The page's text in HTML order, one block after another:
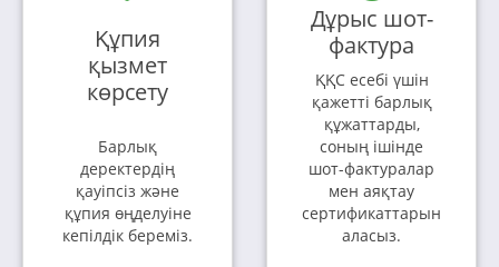
Құпия
қызмет
көрсету
Барлық
деректердің
қауіпсіз және
құпия өңделуіне
кепілдік береміз.
Дұрыс шот-
фактура
ҚҚС есебі үшін
қажетті барлық
құжаттарды,
соның ішінде
шот-фактуралар
мен аяқтау
сертификаттарын
аласыз.